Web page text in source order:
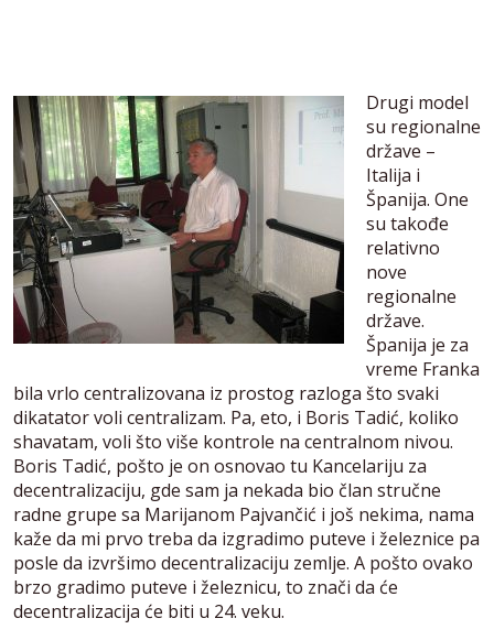
Drugi model
su regionalne
države –
Italija i
Španija. One
su takođe
relativno
nove
regionalne
države.
Španija je za
vreme Franka
bila vrlo centralizovana iz prostog razloga što svaki
dikatator voli centralizam. Pa, eto, i Boris Tadić, koliko
shavatam, voli što više kontrole na centralnom nivou.
Boris Tadić, pošto je on osnovao tu Kancelariju za
decentralizaciju, gde sam ja nekada bio član stručne
radne grupe sa Marijanom Pajvančić i još nekima, nama
kaže da mi prvo treba da izgradimo puteve i železnice pa
posle da izvršimo decentralizaciju zemlje. A pošto ovako
brzo gradimo puteve i železnicu, to znači da će
decentralizacija će biti u 24. veku.